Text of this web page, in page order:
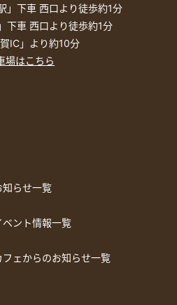
」下車 西口より徒歩約1分
下車 西口より徒歩約1分
IC」より約10分
場はこちら
らせ一覧
ント情報一覧
ェからのお知らせ一覧